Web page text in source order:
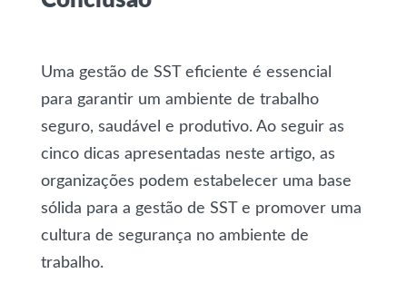
Uma gestão de SST eficiente é essencial
para garantir um ambiente de trabalho
seguro, saudável e produtivo. Ao seguir as
cinco dicas apresentadas neste artigo, as
organizações podem estabelecer uma base
sólida para a gestão de SST e promover uma
cultura de segurança no ambiente de
trabalho.